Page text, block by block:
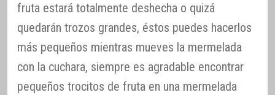
fruta estará totalmente deshecha o quizá
quedarán trozos grandes, éstos puedes hacerlos
más pequeños mientras mueves la mermelada
con la cuchara, siempre es agradable encontrar
pequeños trocitos de fruta en una mermelada